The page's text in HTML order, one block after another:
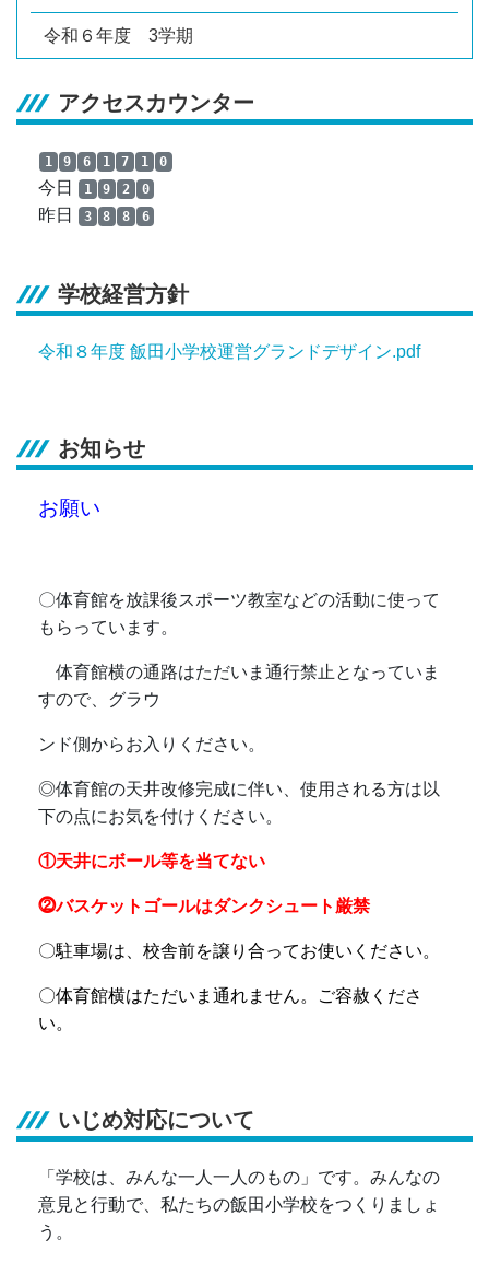
令和６年度 3学期
アクセスカウンター
1 9 6 1 7 1 0
今日 1 9 2 0
昨日 3 8 8 6
学校経営方針
令和８年度 飯田小学校運営グランドデザイン.pdf
お知らせ
お願い
〇体育館を放課後スポーツ教室などの活動に使って
もらっています。
体育館横の通路はただいま通行禁止となっていま
すので、グラウ
ンド側からお入りください。
◎体育館の天井改修完成に伴い、使用される方は以
下の点にお気を付けください。
①天井にボール等を当てない
⓶バスケットゴールはダンクシュート厳禁
〇駐車場は、校舎前を譲り合ってお使いください。
〇体育館横はただいま通れません。ご容赦くださ
い。
いじめ対応について
「学校は、みんな一人一人のもの」です。みんなの
意見と行動で、私たちの飯田小学校をつくりましょ
う。